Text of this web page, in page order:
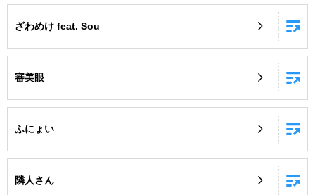
ざわめけ feat. Sou
審美眼
ふにょい
隣人さん